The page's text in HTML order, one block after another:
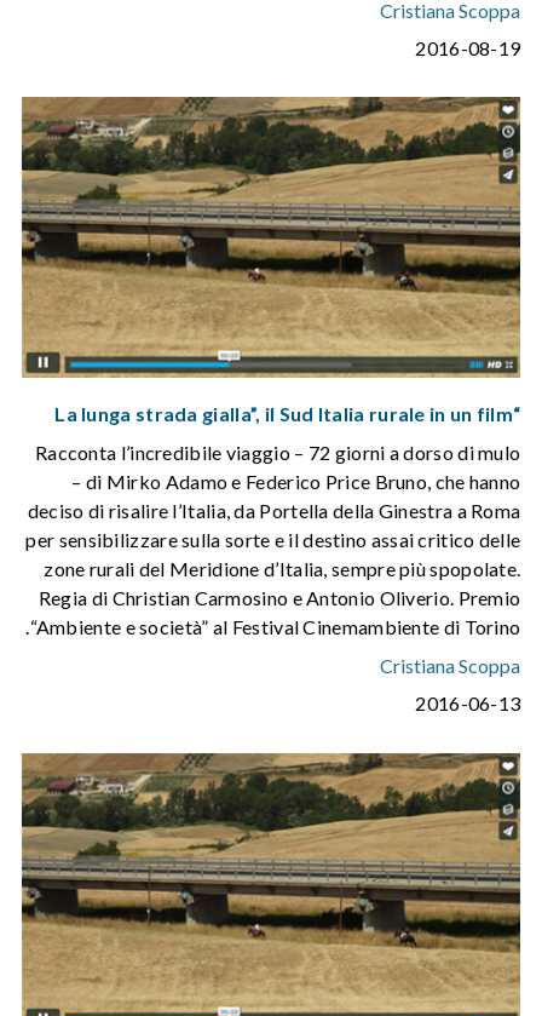
Cristiana Scoppa
2016-08-19
“La lunga strada gialla”, il Sud Italia rurale in un film
Racconta l’incredibile viaggio – 72 giorni a dorso di mulo
– di Mirko Adamo e Federico Price Bruno, che hanno
deciso di risalire l’Italia, da Portella della Ginestra a Roma
per sensibilizzare sulla sorte e il destino assai critico delle
zone rurali del Meridione d’Italia, sempre più spopolate.
Regia di Christian Carmosino e Antonio Oliverio. Premio
“Ambiente e società” al Festival Cinemambiente di Torino.
Cristiana Scoppa
2016-06-13